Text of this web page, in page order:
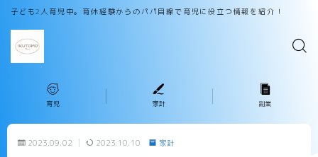
子ども2人育児中。育休経験からのパパ目線で育児に役立つ情報を紹介！
育児 家計 副業
2023.09.02 2023.10.10 家計